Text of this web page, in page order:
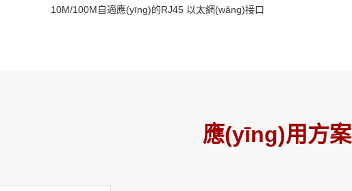
10M/100M自適應(yīng)的RJ45 以太網(wǎng)接口
應(yīng)用方案